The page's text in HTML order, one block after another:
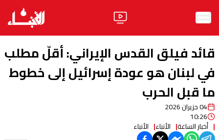
الرئيسية
الأخبار
آراء
فيديو
مواقف
قائد فيلق القدس الإيراني: أقلّ مطلب
في لبنان هو عودة إسرائيل إلى خطوط
ما قبل الحرب
04 حزيران 2026
10:26
أخبار الساعة الأنباء الأنباء